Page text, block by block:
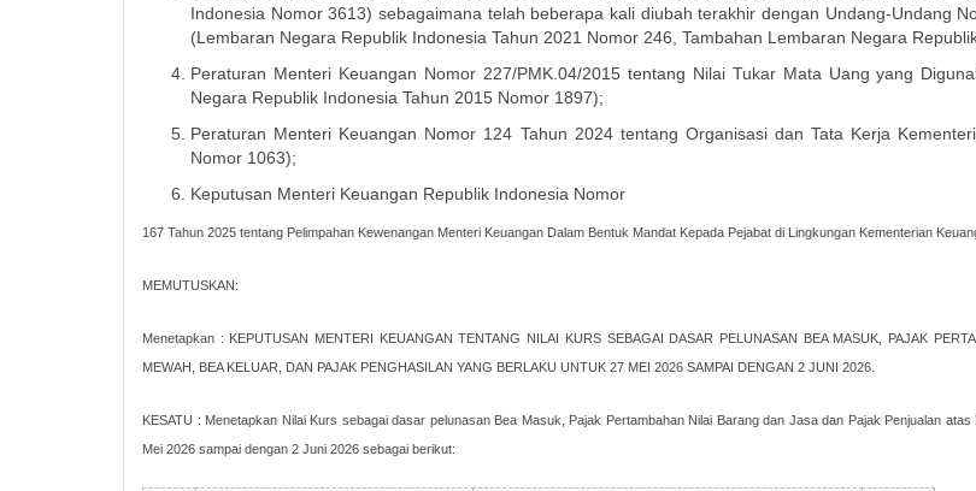
Indonesia Nomor 3613) sebagaimana telah beberapa kali diubah terakhir dengan Undang-Undang
(Lembaran Negara Republik Indonesia Tahun 2021 Nomor 246, Tambahan Lembaran Negara
Peraturan Menteri Keuangan Nomor 227/PMK.04/2015 tentang Nilai Tukar Mata Uang yang
Negara Republik Indonesia Tahun 2015 Nomor 1897);
Peraturan Menteri Keuangan Nomor 124 Tahun 2024 tentang Organisasi dan Tata Kerja
Nomor 1063);
Keputusan Menteri Keuangan Republik Indonesia Nomor
167 Tahun 2025 tentang Pelimpahan Kewenangan Menteri Keuangan Dalam Bentuk Mandat Kepada Pejabat di Lingkungan Kementerian
MEMUTUSKAN:
Menetapkan : KEPUTUSAN MENTERI KEUANGAN TENTANG NILAI KURS SEBAGAI DASAR PELUNASAN BEA MASUK, PAJAK
MEWAH, BEA KELUAR, DAN PAJAK PENGHASILAN YANG BERLAKU UNTUK 27 MEI 2026 SAMPAI DENGAN 2 JUNI 2026.
KESATU : Menetapkan Nilai Kurs sebagai dasar pelunasan Bea Masuk, Pajak Pertambahan Nilai Barang dan Jasa dan Pajak Penjualan
Mei 2026 sampai dengan 2 Juni 2026 sebagai berikut: